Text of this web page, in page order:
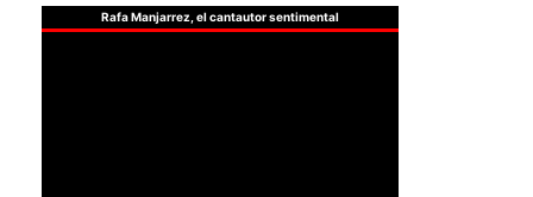
Rafa Manjarrez, el cantautor sentimental